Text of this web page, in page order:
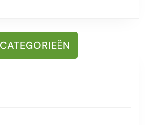
CATEGORIEËN